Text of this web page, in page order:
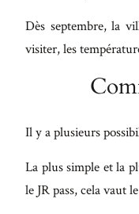
Dès septembre, la
visiter, les
Il y a plusieurs
La plus simple et la
le JR pass, cela vaut